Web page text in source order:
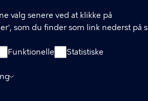
valg senere ved at klikke på
som du finder som link nederst på
Funktionelle Statistiske